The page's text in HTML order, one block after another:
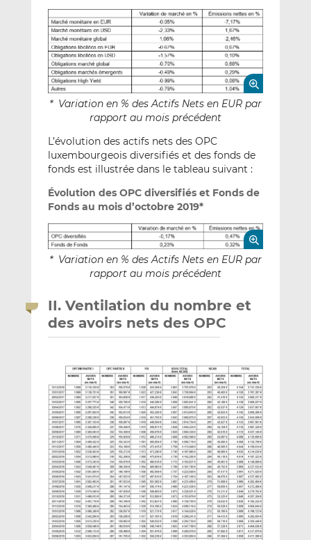
* Variation en % des Actifs Nets en EUR par
rapport au mois précédent
L’évolution des actifs nets des OPC
luxembourgeois diversifiés et des fonds de
fonds est illustrée dans le tableau suivant :
Évolution des OPC diversifiés et Fonds de
Fonds au mois d’octobre 2019*
* Variation en % des Actifs Nets en EUR par
rapport au mois précédent
II. Ventilation du nombre et
des avoirs nets des OPC